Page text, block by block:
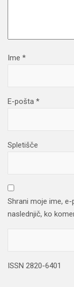
Ime *
E-pošta *
Spletišče
Shrani moje ime,
naslednjič, ko
ISSN 2820-6401